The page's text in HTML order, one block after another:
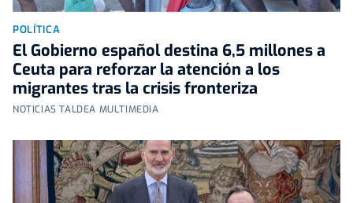
POLÍTICA
El Gobierno español destina 6,5 millones a
Ceuta para reforzar la atención a los
migrantes tras la crisis fronteriza
NOTICIAS TALDEA MULTIMEDIA